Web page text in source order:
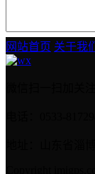
网站首页 关于我们